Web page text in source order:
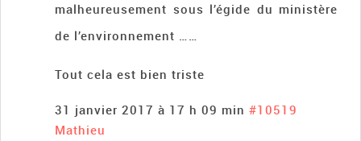
malheureusement sous l’égide du ministère
de l’environnement ……
Tout cela est bien triste
31 janvier 2017 à 17 h 09 min #10519
Mathieu